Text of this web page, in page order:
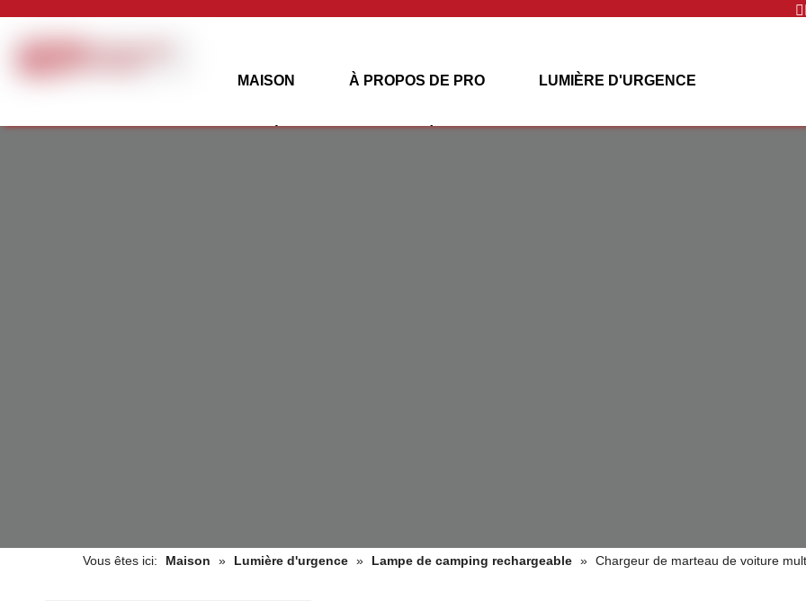

MAISON À PROPOS DE PRO LUMIÈRE D'URGENCE
Vous êtes ici: Maison » Lumière d'urgence » Lampe de camping rechargeable » Chargeur de marteau de voiture